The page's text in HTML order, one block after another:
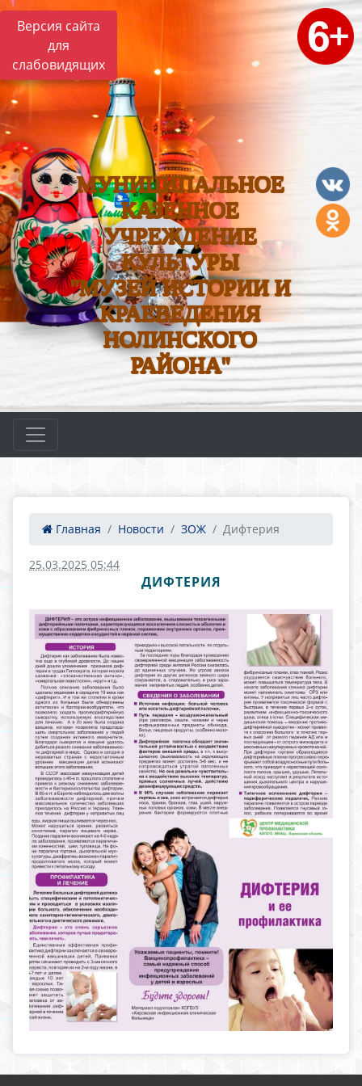
Версия сайта
для
слабовидящих
МУНИЦИПАЛЬНОЕ
КАЗЕННОЕ
УЧРЕЖДЕНИЕ
КУЛЬТУРЫ
"МУЗЕЙ ИСТОРИИ И
КРАЕВЕДЕНИЯ
НОЛИНСКОГО
РАЙОНА"
Главная Новости ЗОЖ Дифтерия
25.03.2025 05:44
ДИФТЕРИЯ